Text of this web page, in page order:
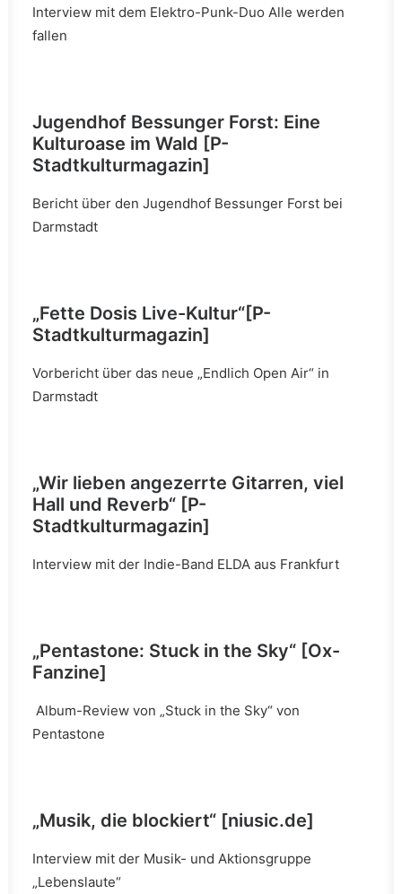
Interview mit dem Elektro-Punk-Duo Alle werden
fallen
Jugendhof Bessunger Forst: Eine
Kulturoase im Wald [P-
Stadtkulturmagazin]
Bericht über den Jugendhof Bessunger Forst bei
Darmstadt
„Fette Dosis Live-Kultur“[P-
Stadtkulturmagazin]
Vorbericht über das neue „Endlich Open Air“ in
Darmstadt
„Wir lieben angezerrte Gitarren, viel
Hall und Reverb“ [P-
Stadtkulturmagazin]
Interview mit der Indie-Band ELDA aus Frankfurt
„Pentastone: Stuck in the Sky“ [Ox-
Fanzine]
Album-Review von „Stuck in the Sky“ von
Pentastone
„Musik, die blockiert“ [niusic.de]
Interview mit der Musik- und Aktionsgruppe
„Lebenslaute“